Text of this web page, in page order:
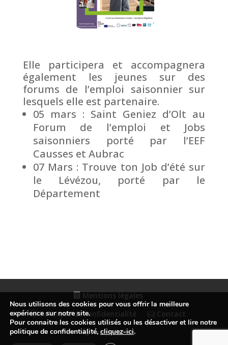
Elle participera et accompagnera
également les jeunes sur des
forums de l’emploi saisonnier sur
lesquels elle est partenaire.
05 mars : Saint Geniez d’Olt au
Forum de l’emploi et Jobs
saisonniers porté par l’EEF
Causses et Aubrac
07 Mars : Trouve ton Job d’été sur
le Lévézou, porté par le
Département
Mentions légales
Politique de confidentialité
Contact
Accessibilité
Nous utilisons des cookies pour vous offrir la meilleure
expérience sur notre site.
Pour connaitre les cookies utilisés ou les désactiver et lire notre
politique de confidentialité,cliquez-ici.